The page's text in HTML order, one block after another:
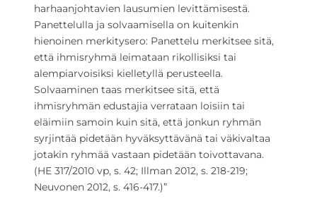
harhaanjohtavien lausumien levittämisestä.
Panettelulla ja solvaamisella on kuitenkin
hienoinen merkitysero: Panettelu merkitsee sitä,
että ihmisryhmä leimataan rikollisiksi tai
alempiarvoisiksi kielletyllä perusteella.
Solvaaminen taas merkitsee sitä, että
ihmisryhmän edustajia verrataan loisiin tai
eläimiin samoin kuin sitä, että jonkun ryhmän
syrjintää pidetään hyväksyttävänä tai väkivaltaa
jotakin ryhmää vastaan pidetään toivottavana.
(HE 317/2010 vp, s. 42; Illman 2012, s. 218-219;
Neuvonen 2012, s. 416-417.)”